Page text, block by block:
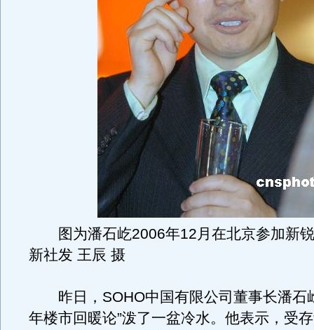
图为潘石屹2006年12月在北京参加新
新社发 王辰 摄
昨日，SOHO中国有限公司董事长潘石
年楼市回暖论”泼了一盆冷水。他表示，受